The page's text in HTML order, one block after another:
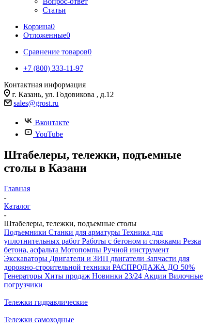
Статьи
Корзина0
Отложенные0
Сравнение товаров0
+7 (800) 333-11-97
Контактная информация
г. Казань, ул. Годовикова , д.12
sales@grost.ru
Вконтакте
YouTube
Штабелеры, тележки, подъемные
столы в Казани
Главная
-
Каталог
-
Штабелеры, тележки, подъемные столы
Подъемники Станки для арматуры Техника для
уплотнительных работ Работы с бетоном и стяжками Резка
бетона, асфальта Мотопомпы Ручной инструмент
Экскаваторы Двигатели и ЗИП двигатели Запчасти для
дорожно-строительной техники РАСПРОДАЖА ДО 50%
Генераторы Хиты продаж Новинки 23/24 Акции Вилочные
погрузчики
Тележки гидравлические
Тележки самоходные